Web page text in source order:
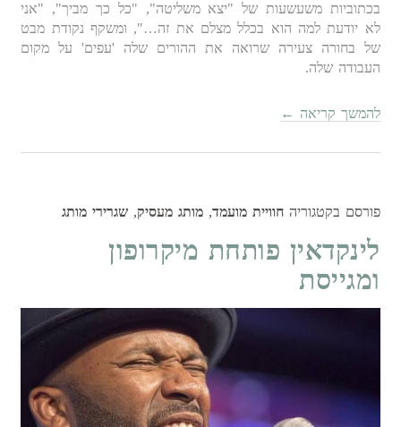
בכתוביות משעשעות של "יצא משליטה", "כל כך מביך", "אני
לא יודעת למה הוא בכלל מצלם את זה…", ומשקף נקודת מבט
של בחורה צעירה שרואה את ההורים שלה 'עפים' על מקום
העבודה שלה.
להמשך קריאה ←
פורסם בקטגוריהחוויית מועמד,מותג מעסיק,שגרירי מותג
לינקדאין פותחת מיקרופון
ומגייסת